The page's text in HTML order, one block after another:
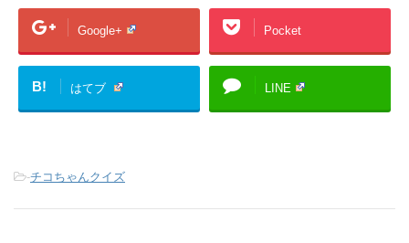
Google+ Pocket
B! はてブ LINE
-チコちゃんクイズ